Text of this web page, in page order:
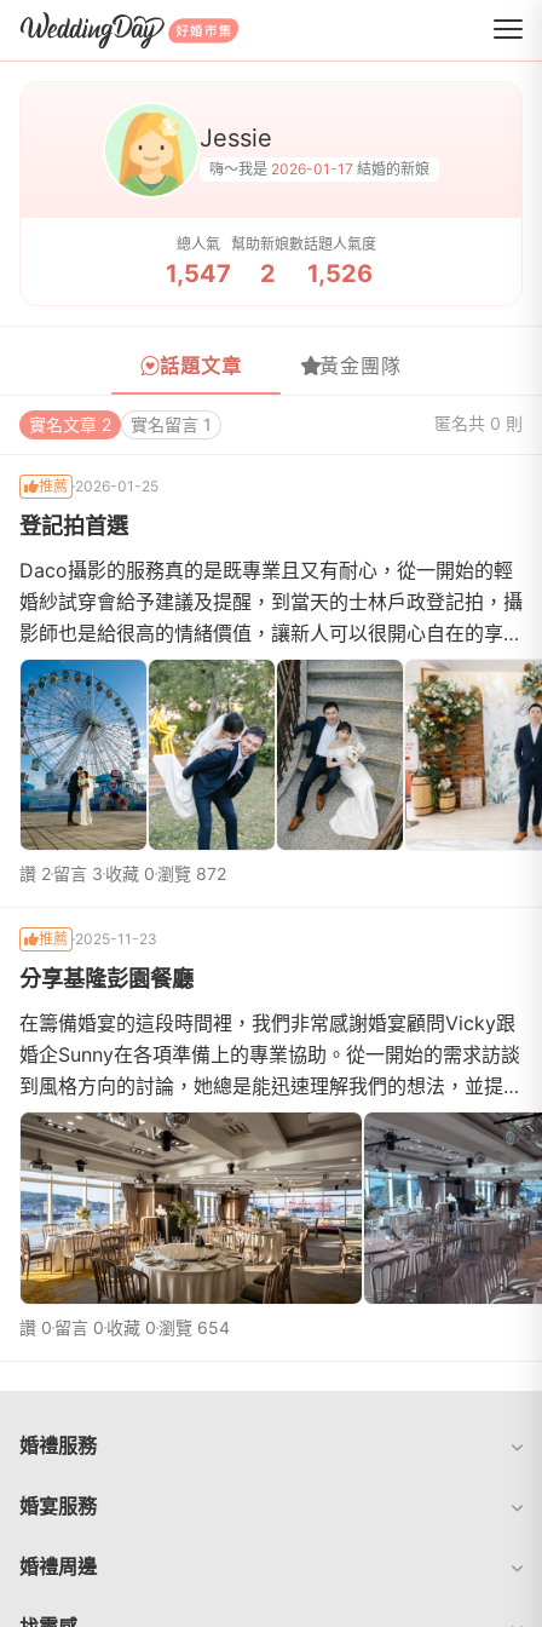
WeddingDay 好婚市集
Jessie
嗨～我是 2026-01-17 結婚的新娘
總人氣
1,547
幫助新娘數
2
話題人氣度
1,526
話題文章 黃金團隊
實名文章 2 實名留言 1 匿名共 0 則
推薦 2026-01-25
登記拍首選
Daco攝影的服務真的是既專業且又有耐心，從一開始的輕
婚紗試穿會給予建議及提醒，到當天的士林戶政登記拍，攝
影師也是給很高的情緒價值，讓新人可以很開心自在的享受
當下，拍出很多自然的幸福照片！攝影師的捕捉角度...
讚 2留言 3 收藏 0瀏覽 872
推薦 2025-11-23
分享基隆彭園餐廳
在籌備婚宴的這段時間裡，我們非常感謝婚宴顧問Vicky跟
婚企Sunny在各項準備上的專業協助。從一開始的需求訪談
到風格方向的討論，她總是能迅速理解我們的想法，並提供
更完整、實際可行的規劃建議。每次會議和溝通都相...
讚 0 留言 0 收藏 0瀏覽 654
婚禮服務
婚宴服務
婚禮周邊